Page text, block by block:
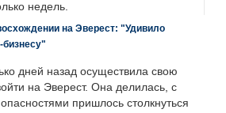
недель.
на Эверест: "Удивило
дней назад осуществила свою
на Эверест. Она делилась, с
пришлось столкнуться